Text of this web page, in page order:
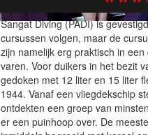
Sangat Divers
Sangat Diving (PADI) is
cursussen volgen, maar de
zijn namelijk erg praktisch in
varen. Voor duikers in het bezit
gedoken met 12 liter en 15 liter
1944. Vanaf een vliegdekschip
ontdekten een groep van
er een puinhoop over. De